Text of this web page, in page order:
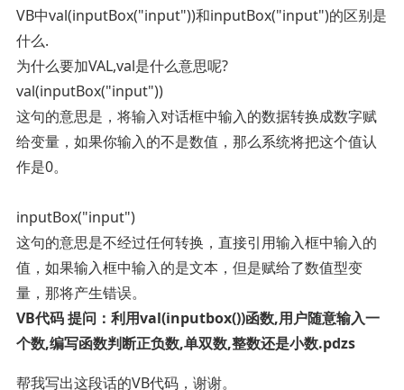
VB中val(inputBox("input"))和inputBox("input")的区别是
什么.
为什么要加VAL,val是什么意思呢?
val(inputBox("input"))
这句的意思是，将输入对话框中输入的数据转换成数字赋
给变量，如果你输入的不是数值，那么系统将把这个值认
作是0。
inputBox("input")
这句的意思是不经过任何转换，直接引用输入框中输入的
值，如果输入框中输入的是文本，但是赋给了数值型变
量，那将产生错误。
VB代码 提问：利用val(inputbox())函数,用户随意输入一
个数,编写函数判断正负数,单双数,整数还是小数.pdzs
帮我写出这段话的VB代码，谢谢。